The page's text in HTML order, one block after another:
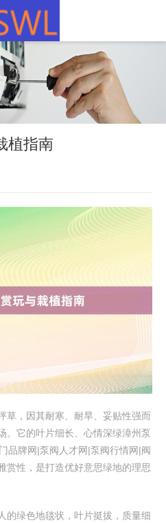
植指南
草，因其耐寒、耐旱、妥贴性强而
。它的叶片细长、心情深绿漳州泵
品牌网|泵阀人才网|泵阀行情网|阀
赏性，是打造优好意思绿地的理思
的绿色地毯状，叶片挺拔，质量细